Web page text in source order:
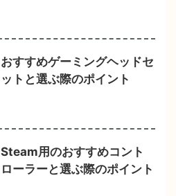
おすすめゲーミングヘッドセ
ットと選ぶ際のポイント
Steam用のおすすめコント
ローラーと選ぶ際のポイント